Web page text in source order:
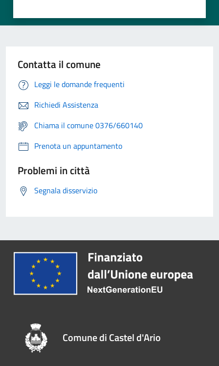
Contatta il comune
Leggi le domande frequenti
Richiedi Assistenza
Chiama il comune 0376/660140
Prenota un appuntamento
Problemi in città
Segnala disservizio
Comune di Castel d'Ario